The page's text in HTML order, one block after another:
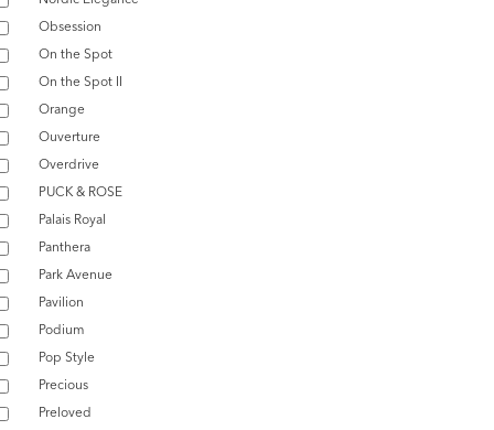
Obsession
On the Spot
On the Spot II
Orange
Ouverture
Overdrive
PUCK & ROSE
Palais Royal
Panthera
Park Avenue
Pavilion
Podium
Pop Style
Precious
Preloved